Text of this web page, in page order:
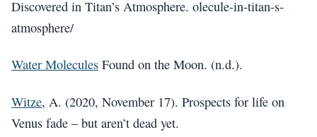
Discovered in Titan’s Atmosphere. olecule-in-titan-s-
atmosphere/
Water Molecules Found on the Moon. (n.d.).
Witze, A. (2020, November 17). Prospects for life on
Venus fade – but aren’t dead yet.